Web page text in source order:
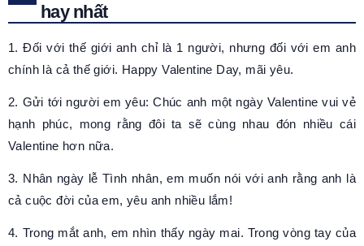
hay nhất
1. Đối với thế giới anh chỉ là 1 người, nhưng đối với em anh
chính là cả thế giới. Happy Valentine Day, mãi yêu.
2. Gửi tới người em yêu: Chúc anh một ngày Valentine vui vẻ
hạnh phúc, mong rằng đôi ta sẽ cùng nhau đón nhiều cái
Valentine hơn nữa.
3. Nhân ngày lễ Tình nhân, em muốn nói với anh rằng anh là
cả cuộc đời của em, yêu anh nhiều lắm!
4. Trong mắt anh, em nhìn thấy ngày mai. Trong vòng tay của